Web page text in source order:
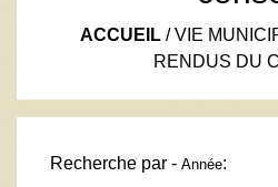
ACCUEIL/VIE
RENDUS DU
Recherche par - Année: